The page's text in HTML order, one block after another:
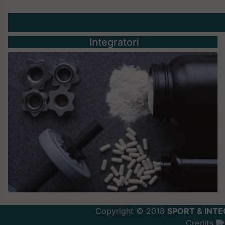
Integratori
Copyright © 2018 SPORT &
Credits